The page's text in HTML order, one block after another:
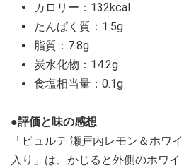
カロリー：132kcal
たんぱく質：1.5g
脂質：7.8g
炭水化物：14.2g
食塩相当量：0.1g
●評価と味の感想
「ピュルテ 瀬戸内レモン＆ホワ
入り」は、かじると外側のホワ